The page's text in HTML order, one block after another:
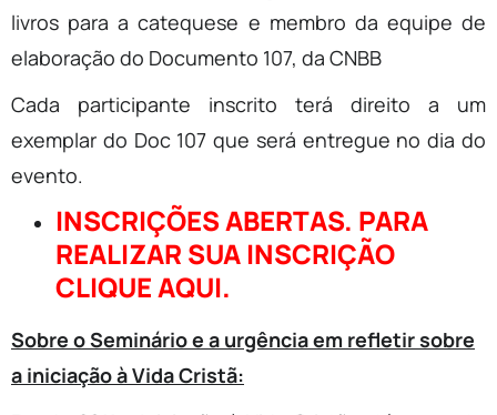
livros para a catequese e membro da equipe de
elaboração do Documento 107, da CNBB
Cada participante inscrito terá direito a um
exemplar do Doc 107 que será entregue no dia do
evento.
INSCRIÇÕES ABERTAS. PARA
REALIZAR SUA INSCRIÇÃO
CLIQUE AQUI.
Sobre o Seminário e a urgência em refletir sobre
a iniciação à Vida Cristã: